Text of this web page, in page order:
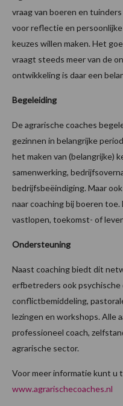
vraag van boeren en
voor reflectie en
keuzes willen maken. Het
vraagt steeds meer van de
ontwikkeling is daar een
Begeleiding
De agrarische coaches
gezinnen in belangrijke
het maken van (belangrijke)
samenwerking,
bedrijfsbeëindiging. Maar
naar coaching bij boeren
vastlopen, toekomst- of
Ondersteuning
Naast coaching biedt dit
erfbetreders ook
conflictbemiddeling,
lezingen en workshops. Alle
professioneel coach,
agrarische sector.
Voor meer informatie kunt u
www.agrarischecoaches.nl